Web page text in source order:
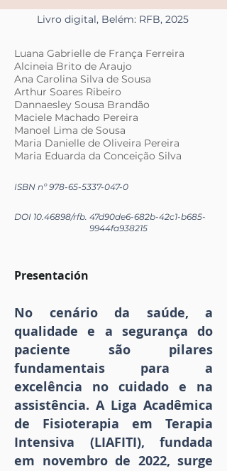
Livro digital, Belém: RFB, 2025
Luana Gabrielle de França Ferreira
Alcineia Brito de Araujo
Ana Carolina Silva de Sousa
Arthur Soares Ribeiro
Dannaesley Sousa Brandão
Maciele Machado Pereira
Manoel Lima de Sousa
Maria Danielle de Oliveira Pereira
Maria Eduarda da Conceição Silva
ISBN nº978-65-5337-047-0
DOI 10.46898/rfb. 47d90de6-682b-42c1-b685-
9944fa938215
Presentación
No cenário da saúde, a
qualidade e a segurança do
paciente são pilares
fundamentais para a
excelência no cuidado e na
assistência. A Liga Acadêmica
de Fisioterapia em Terapia
Intensiva (LIAFITI), fundada
em novembro de 2022, surge